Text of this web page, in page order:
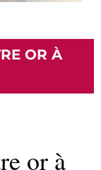
OR À
or à